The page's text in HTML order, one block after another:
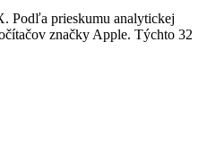
Podľa prieskumu analytickej
značky Apple. Týchto 32